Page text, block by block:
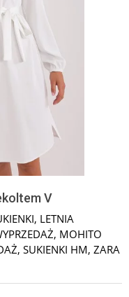
V
, LETNIA
, MOHITO
, SUKIENKI HM, ZARA